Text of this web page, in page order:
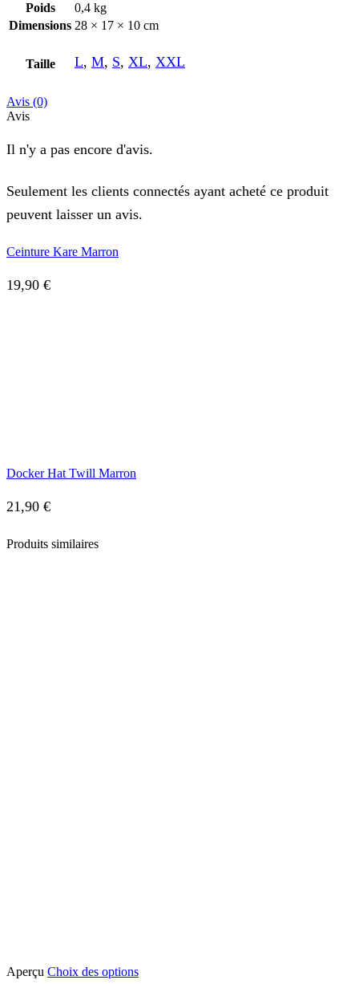
Poids
0,4 kg
Dimensions 28 × 17 × 10 cm
Taille L, M, S, XL, XXL
Avis (0)
Avis
Il n'y a pas encore d'avis.
Seulement les clients connectés ayant acheté ce produit
peuvent laisser un avis.
Ceinture Kare Marron
19,90 €
Docker Hat Twill Marron
21,90 €
Produits similaires
Aperçu Choix des optionsCe